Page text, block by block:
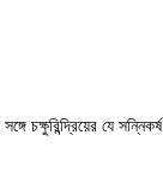
চক্ষুরিন্দ্রিয়ের যে